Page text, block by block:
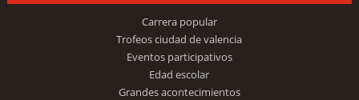
Carrera popular
Trofeos ciudad de valencia
Eventos participativos
Edad escolar
Grandes acontecimientos